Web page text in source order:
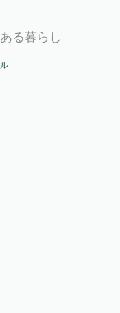
る暮らし